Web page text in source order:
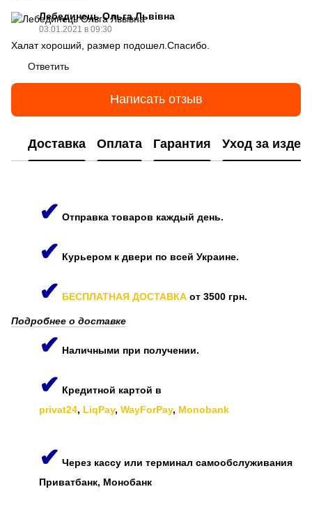
Лебединець Ольга Львівна
03.01.2021 в 09:30
Халат хороший, размер подошел.Спасибо.
Ответить
Написать отзыв
Доставка Оплата Гарантия Уход за
✔ Отправка товаров каждый день.
✔ Курьером к двери по всей Украине.
✔ БЕСПЛАТНАЯ ДОСТАВКА от 3500 грн.
Подробнее о доставке
✔ Наличными при получении.
✔ Кредитной картой в
privat24, LiqPay, WayForPay, Monobank
✔ Через кассу или терминал самообслуживания
Приватбанк, Монобанк